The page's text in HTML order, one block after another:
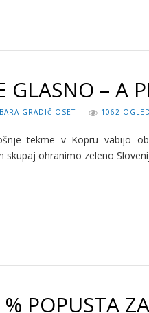
GLASNO – A
GRADIČ OSET 1062
tekme v Kopru vabijo
skupaj ohranimo zeleno
POPUSTA